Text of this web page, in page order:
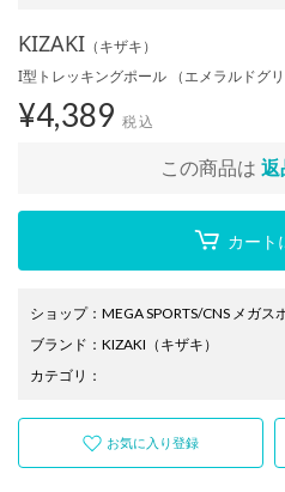
KIZAKI （キザキ）
I型トレッキングポール （エメラルドグリ
¥4,389 税込
この商品は 返
カート
ショップ： MEGA SPORTS/CNS メガ
ブランド ： KIZAKI （キザキ）
カテゴリ ：
お気に入り登録